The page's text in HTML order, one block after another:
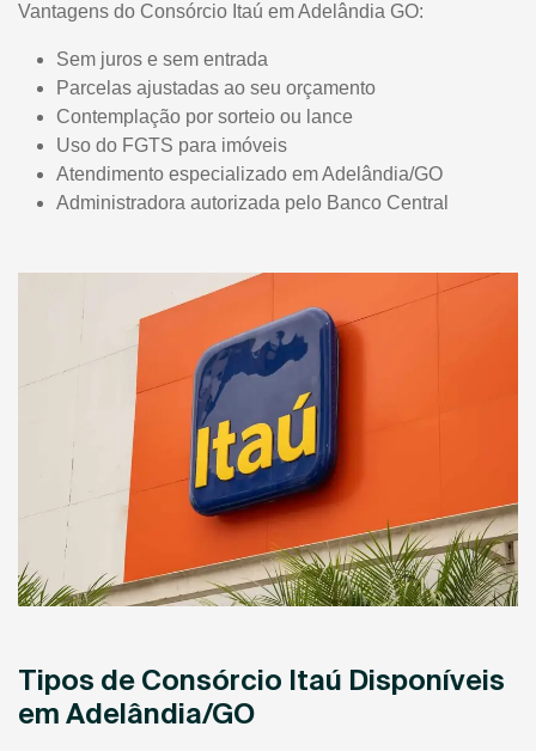
Vantagens do Consórcio Itaú em Adelândia GO:
Sem juros e sem entrada
Parcelas ajustadas ao seu orçamento
Contemplação por sorteio ou lance
Uso do FGTS para imóveis
Atendimento especializado em Adelândia/GO
Administradora autorizada pelo Banco Central
Tipos de Consórcio Itaú Disponíveis
em Adelândia/GO